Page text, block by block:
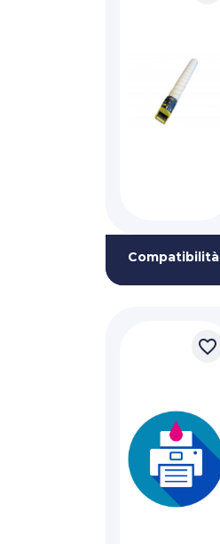
Compatibilità
favorite_border